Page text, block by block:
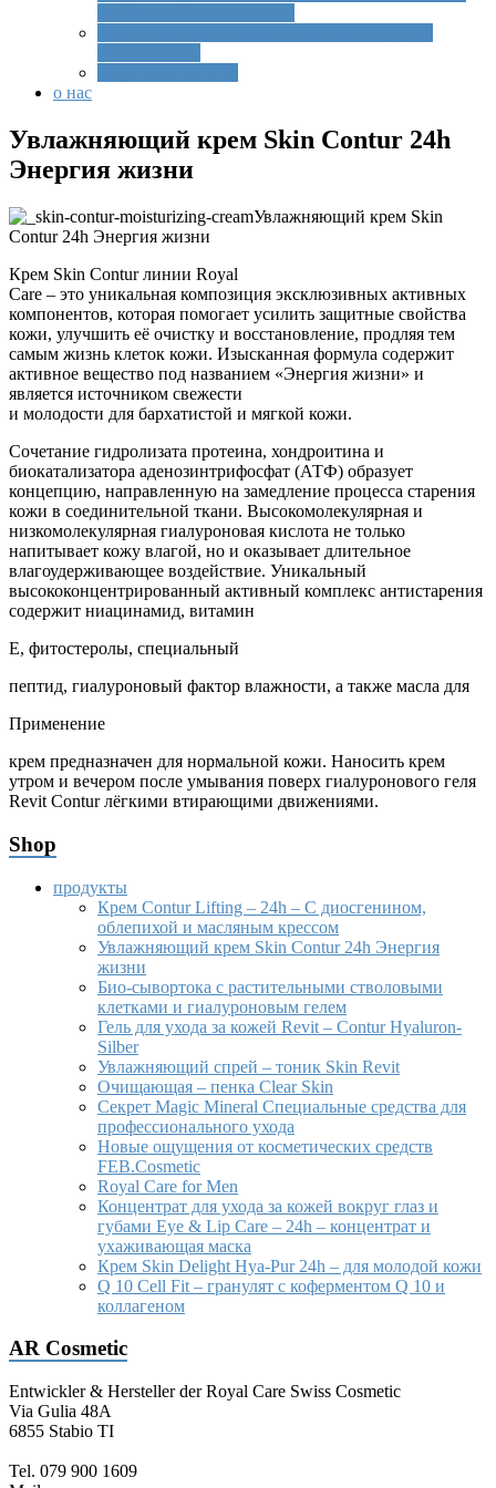
о нас
Увлажняющий крем Skin Contur 24h
Энергия жизни
Увлажняющий крем Skin
Contur 24h Энергия жизни
Крем Skin Contur линии Royal
Care – это уникальная композиция эксклюзивных активных
компонентов, которая помогает усилить защитные свойства
кожи, улучшить её очистку и восстановление, продляя тем
самым жизнь клеток кожи. Изысканная формула содержит
активное вещество под названием «Энергия жизни» и
является источником свежести
и молодости для бархатистой и мягкой кожи.
Сочетание гидролизата протеина, хондроитина и
биокатализатора аденозинтрифосфат (АТФ) образует
концепцию, направленную на замедление процесса старения
кожи в соединительной ткани. Высокомолекулярная и
низкомолекулярная гиалуроновая кислота не только
напитывает кожу влагой, но и оказывает длительное
влагоудерживающее воздействие. Уникальный
высококонцентрированный активный комплекс антистарения
содержит ниацинамид, витамин
Е, фитостеролы, специальный
пептид, гиалуроновый фактор влажности, а также масла для
Применение
крем предназначен для нормальной кожи. Наносить крем
утром и вечером после умывания поверх гиалуронового геля
Revit Contur лёгкими втирающими движениями.
Shop
продукты
Крем Contur Lifting – 24h – С диосгенином,
облепихой и масляным крессом
Увлажняющий крем Skin Contur 24h Энергия
жизни
Био-сывортока с растительными стволовыми
клетками и гиалуроновым гелем
Гель для ухода за кожей Revit – Contur Hyaluron-
Silber
Увлажняющий спрей – тоник Skin Revit
Очищающая – пенка Clear Skin
Секрет Magic Mineral Специальные средства для
профессионального ухода
Новые ощущения от косметических средств
FEB.Cosmetic
Royal Care for Men
Концентрат для ухода за кожей вокруг глаз и
губами Eye & Lip Care – 24h – концентрат и
ухаживающая маска
Крем Skin Delight Hya-Pur 24h – для молодой кожи
Q 10 Cell Fit – гранулят с коферментом Q 10 и
коллагеном
AR Cosmetic
Entwickler & Hersteller der Royal Care Swiss Cosmetic
Via Gulia 48A
6855 Stabio TI
Tel. 079 900 1609